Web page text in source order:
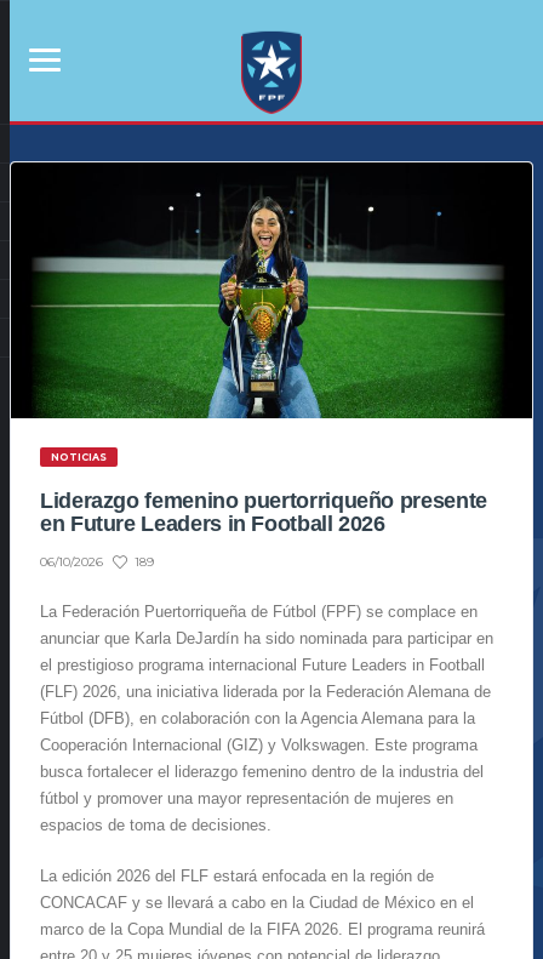
NOTICIAS
Liderazgo femenino puertorriqueño presente
en Future Leaders in Football 2026
06/10/2026 189
La Federación Puertorriqueña de Fútbol (FPF) se complace en
anunciar que Karla DeJardín ha sido nominada para participar en
el prestigioso programa internacional Future Leaders in Football
(FLF) 2026, una iniciativa liderada por la Federación Alemana de
Fútbol (DFB), en colaboración con la Agencia Alemana para la
Cooperación Internacional (GIZ) y Volkswagen. Este programa
busca fortalecer el liderazgo femenino dentro de la industria del
fútbol y promover una mayor representación de mujeres en
espacios de toma de decisiones.
La edición 2026 del FLF estará enfocada en la región de
CONCACAF y se llevará a cabo en la Ciudad de México en el
marco de la Copa Mundial de la FIFA 2026. El programa reunirá